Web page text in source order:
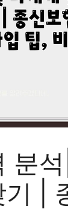
분
|